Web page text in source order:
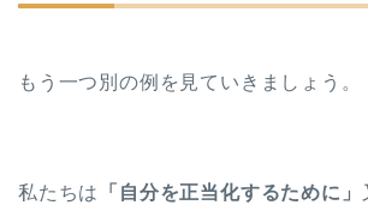
もう一つ別の例を見ていきましょう。
私たちは 「自分を正当化するために」